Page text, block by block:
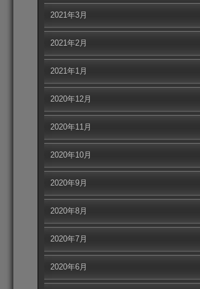
2021年3月
2021年2月
2021年1月
2020年12月
2020年11月
2020年10月
2020年9月
2020年8月
2020年7月
2020年6月